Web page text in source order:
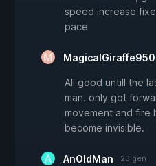
speed increase
pace
MagicalGiraffe950
All good untill the
man. only got
movement and fire
become invisible.
AnOldMan 23 gen